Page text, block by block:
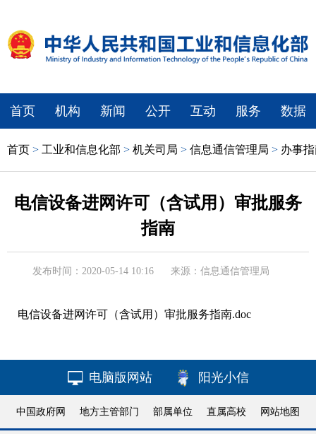
首页 机构 新闻 公开 互动 服务 数据
首页 > 工业和信息化部 > 机关司局 > 信息通信管理局 > 办事
电信设备进网许可（含试用）审批服务
指南
发布时间：2020-05-14 10:16 来源：信息通信管理局
电信设备进网许可（含试用）审批服务指南.doc
电脑版网站 阳光小信
中国政府网 地方主管部门 部属单位 直属高校 网站地图